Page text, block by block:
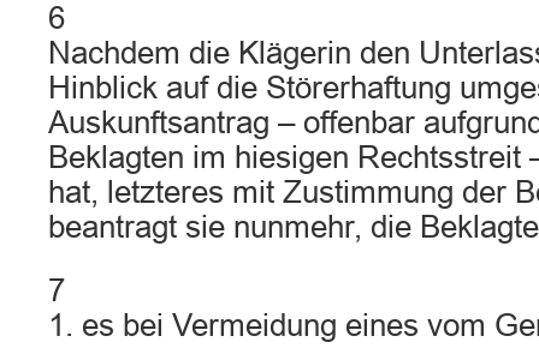
6
Nachdem die Klägerin den
Hinblick auf die Störerhaftung
Auskunftsantrag – offenbar
Beklagten im hiesigen Rechtsstreit
hat, letzteres mit Zustimmung der
beantragt sie nunmehr, die
7
1. es bei Vermeidung eines vom